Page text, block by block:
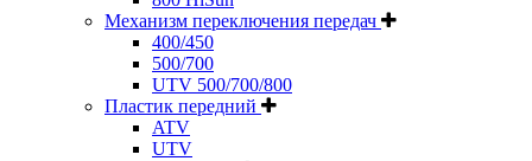
Механизм переключения передач
400/450
500/700
UTV 500/700/800
Пластик передний
ATV
UTV